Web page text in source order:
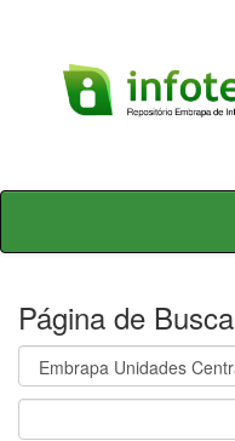
Skip
Página de Busca